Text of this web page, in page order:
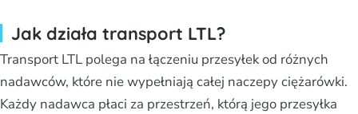
Jak działa transport LTL?
Transport LTL polega na łączeniu przesyłek od różnych
nadawców, które nie wypełniają całej naczepy ciężarówki.
Każdy nadawca płaci za przestrzeń, którą jego przesyłka